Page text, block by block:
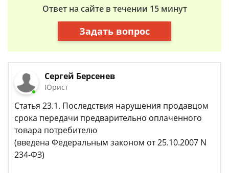
Ответ на сайте в течении 15 минут
Задать вопрос
Сергей Берсенев
Юрист
Статья 23.1. Последствия нарушения продавцом
срока передачи предварительно оплаченного
товара потребителю
(введена Федеральным законом от 25.10.2007 N
234-ФЗ)